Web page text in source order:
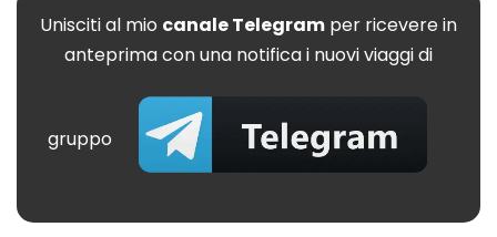
Unisciti al mio canale Telegram per ricevere in
anteprima con una notifica i nuovi viaggi di
gruppo